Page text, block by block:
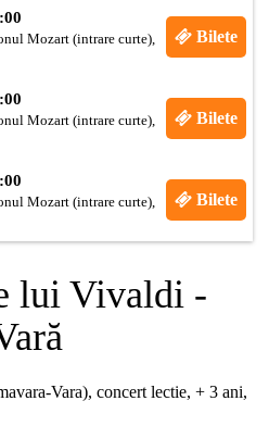
Mozart (intrare curte),
Bilete
Mozart (intrare curte),
Bilete
Mozart (intrare curte),
Bilete
lui Vivaldi -
Vara), concert lectie, + 3 ani,